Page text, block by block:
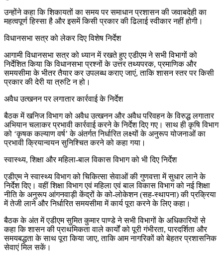
उन्होंने कहा कि शिकायतों का समय पर समाधान प्रशासन की जवाबदेही का
महत्वपूर्ण हिस्सा है और इसमें किसी प्रकार की ढिलाई स्वीकार नहीं होगी।
विधानसभा सत्र को लेकर दिए विशेष निर्देश
आगामी विधानसभा सत्र को ध्यान में रखते हुए एडीएम ने सभी विभागों को
निर्देशित किया कि विधानसभा प्रश्नों के उत्तर तथ्यपरक, प्रमाणिक और
समयसीमा के भीतर तैयार कर उपलब्ध कराए जाएं, ताकि शासन स्तर पर किसी
प्रकार की देरी या त्रुटि न हो।
अवैध उत्खनन पर लगातार कार्रवाई के निर्देश
बैठक में खनिज विभाग को अवैध उत्खनन और अवैध परिवहन के विरुद्ध लगातार
अभियान चलाकर प्रभावी कार्रवाई करने के निर्देश दिए गए। साथ ही कृषि विभाग
को ‘कृषक कल्याण वर्ष’ के अंतर्गत निर्धारित लक्ष्यों के अनुरूप योजनाओं का
प्रभावी क्रियान्वयन सुनिश्चित करने को कहा गया।
स्वास्थ्य, शिक्षा और महिला-बाल विकास विभाग को भी दिए निर्देश
एडीएम ने स्वास्थ्य विभाग को चिकित्सा सेवाओं की गुणवत्ता में सुधार लाने के
निर्देश दिए। वहीं शिक्षा विभाग एवं महिला एवं बाल विकास विभाग को नई शिक्षा
नीति के अनुरूप आंगनवाड़ी केंद्रों के को-लोकेशन (सह-स्थापना) की प्रक्रिया
में तेजी लाने और निर्धारित समयसीमा में कार्य पूरा करने के लिए कहा।
बैठक के अंत में एडीएम सुमित कुमार पाण्डे ने सभी विभागों के अधिकारियों से
कहा कि शासन की प्राथमिकता वाले कार्यों को पूरी गंभीरता, पारदर्शिता और
समयबद्धता के साथ पूरा किया जाए, ताकि आम नागरिकों को बेहतर प्रशासनिक
सेवाएं मिल सकें।